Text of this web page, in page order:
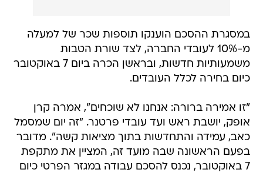
במסגרת ההסכם הוענקו תוספות שכר של למעלה
מ-10% לעובדי החברה, לצד שורת הטבות
משמעותיות חדשות, ובראשן הכרה ביום 7 באוקטובר
כיום בחירה לכלל העובדים.
"זו אמירה ברורה: אנחנו לא שוכחים", אמרה קרן
אופק, יושבת ראש ועד עובדי פרטנר. "זה יום שמסמל
כאב, עמידה והתחדשות בתוך מציאות קשה". מדובר
בפעם הראשונה שבה מועד זה, המציין את מתקפת
7 באוקטובר, נכנס להסכם עבודה במגזר הפרטי כיום